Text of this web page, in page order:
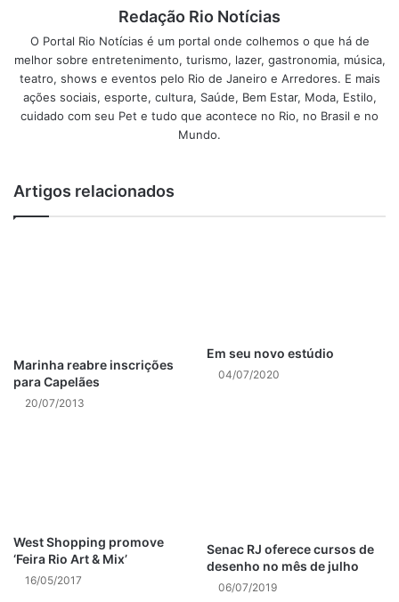
sucessos do grupo, a exemplo de “Cigana”, “Que Pena”,
“Cheia de Manias”, e claro, muitas outras canções
prometem embalar a noite.
carreira retornou aos palcos em maio deste ano, no Centro
Cultural João Nogueira, depois de sofrer um acidente
vascular cerebral (AVC) em novembro de 2017, ficando 33
Redação Rio Notícias
O Portal Rio Notícias é um portal onde colhemos o que há de
melhor sobre entretenimento, turismo, lazer, gastronomia, música,
teatro, shows e eventos pelo Rio de Janeiro e Arredores. E mais
ações sociais, esporte, cultura, Saúde, Bem Estar, Moda, Estilo,
cuidado com seu Pet e tudo que acontece no Rio, no Brasil e no
Mundo.
Artigos relacionados
Marinha reabre inscrições
para Capelães
20/07/2013
Em seu novo estúdio
04/07/2020
West Shopping promove
‘Feira Rio Art & Mix’
16/05/2017
Senac RJ oferece cursos de
desenho no mês de julho
06/07/2019